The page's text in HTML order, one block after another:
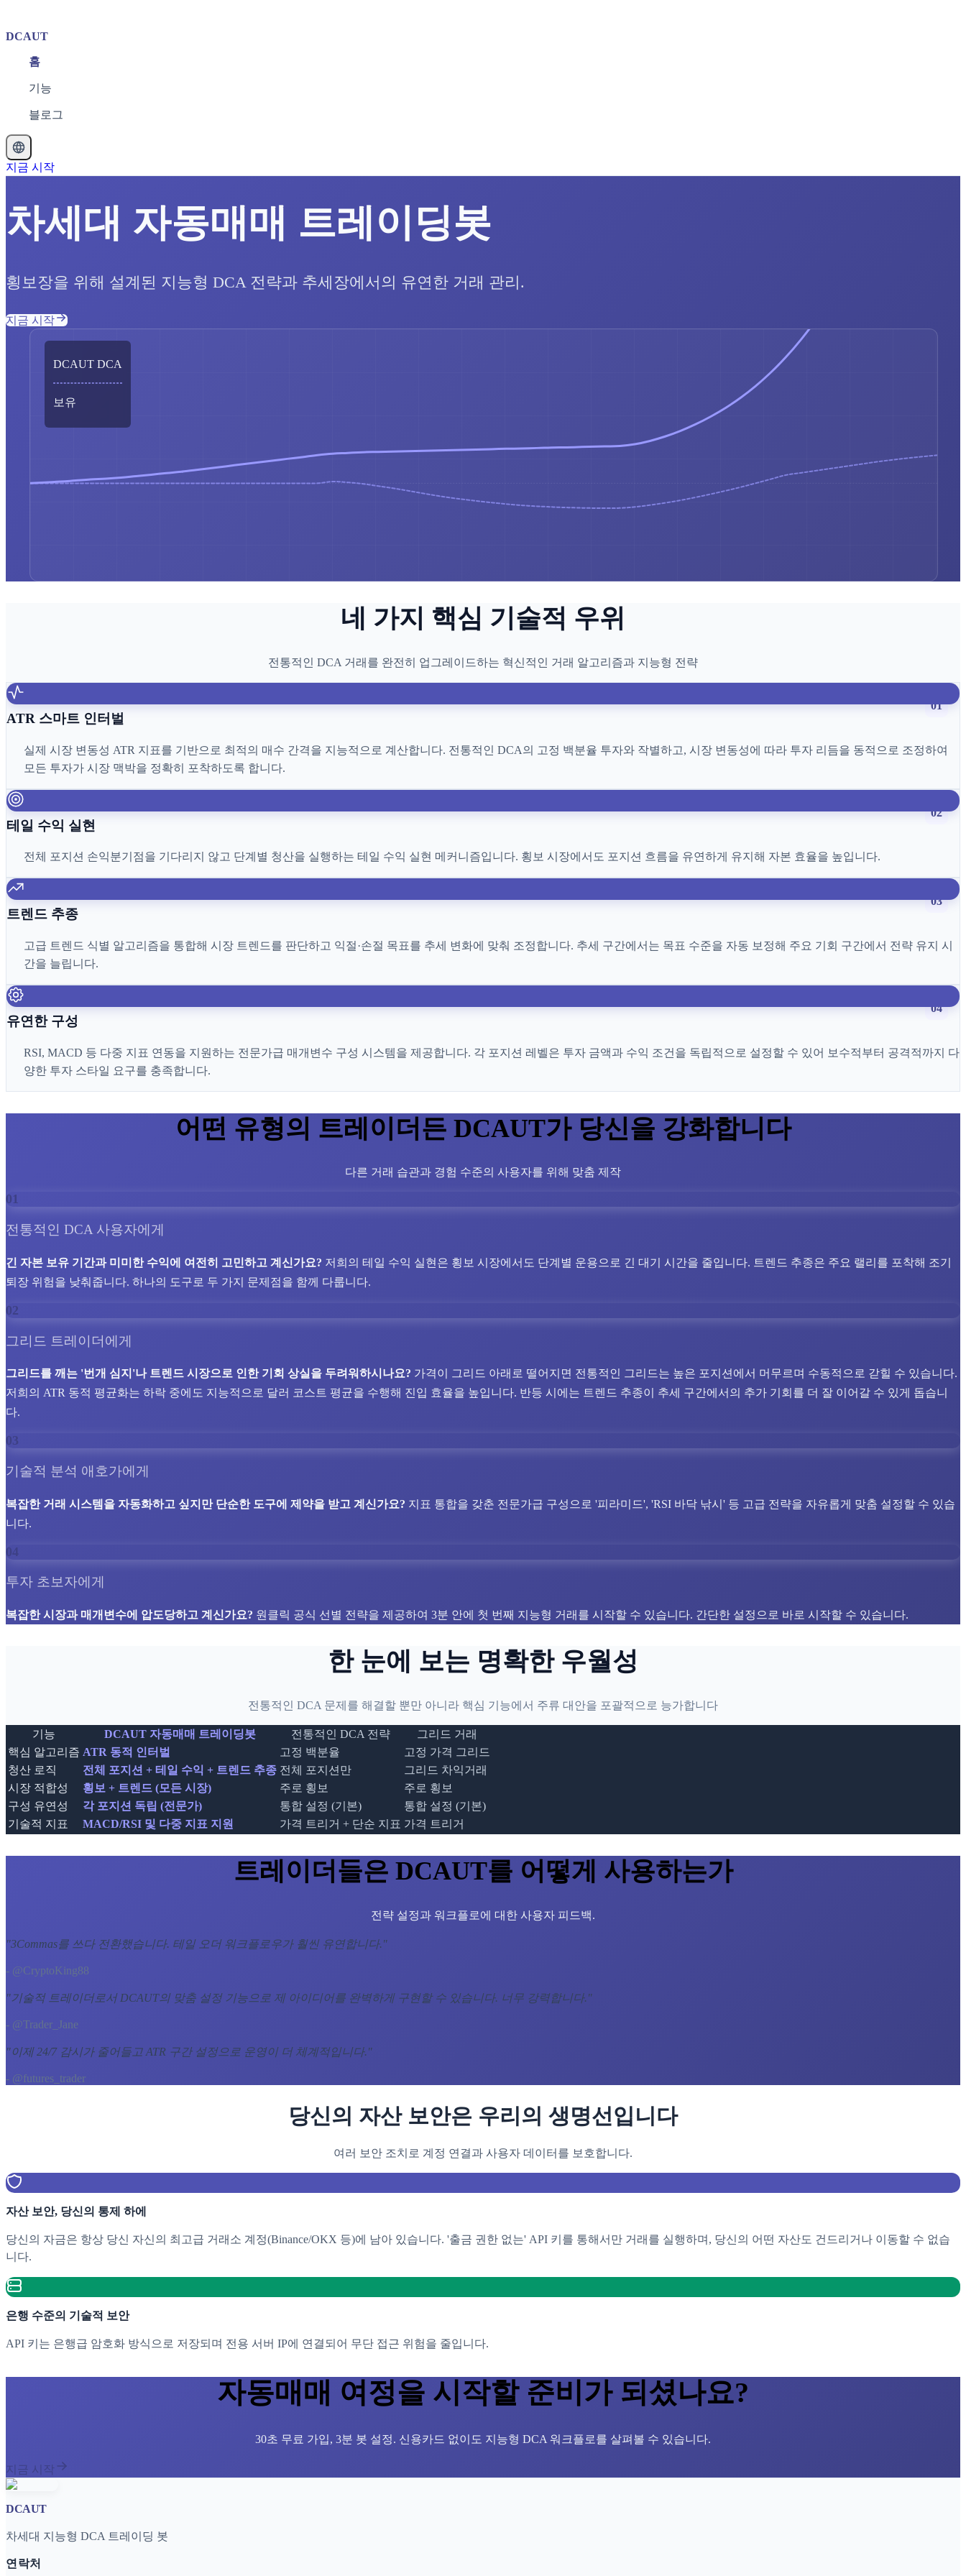
DCAUT
홈
기능
블로그
지금 시작
차세대 자동매매 트레이딩봇
횡보장을 위해 설계된 지능형 DCA 전략과 추세장에서의 유연한 거래 관리.
지금 시작
DCAUT DCA
보유
네 가지 핵심 기술적 우위
전통적인 DCA 거래를 완전히 업그레이드하는 혁신적인 거래 알고리즘과 지능형 전략
01
ATR 스마트 인터벌
실제 시장 변동성 ATR 지표를 기반으로 최적의 매수 간격을 지능적으로 계산합니다. 전통적인 DCA의 고정 백분율 투자와 작별하고, 시장 변동성에 따라 투자 리듬을 동적으로 조정하여
모든 투자가 시장 맥박을 정확히 포착하도록 합니다.
02
테일 수익 실현
전체 포지션 손익분기점을 기다리지 않고 단계별 청산을 실행하는 테일 수익 실현 메커니즘입니다. 횡보 시장에서도 포지션 흐름을 유연하게 유지해 자본 효율을 높입니다.
03
트렌드 추종
고급 트렌드 식별 알고리즘을 통합해 시장 트렌드를 판단하고 익절·손절 목표를 추세 변화에 맞춰 조정합니다. 추세 구간에서는 목표 수준을 자동 보정해 주요 기회 구간에서 전략 유지 시
간을 늘립니다.
04
유연한 구성
RSI, MACD 등 다중 지표 연동을 지원하는 전문가급 매개변수 구성 시스템을 제공합니다. 각 포지션 레벨은 투자 금액과 수익 조건을 독립적으로 설정할 수 있어 보수적부터 공격적까지 다
양한 투자 스타일 요구를 충족합니다.
어떤 유형의 트레이더든 DCAUT가 당신을 강화합니다
다른 거래 습관과 경험 수준의 사용자를 위해 맞춤 제작
01
전통적인 DCA 사용자에게
긴 자본 보유 기간과 미미한 수익에 여전히 고민하고 계신가요? 저희의 테일 수익 실현은 횡보 시장에서도 단계별 운용으로 긴 대기 시간을 줄입니다. 트렌드 추종은 주요 랠리를 포착해 조기
퇴장 위험을 낮춰줍니다. 하나의 도구로 두 가지 문제점을 함께 다룹니다.
02
그리드 트레이더에게
그리드를 깨는 '번개 심지'나 트렌드 시장으로 인한 기회 상실을 두려워하시나요? 가격이 그리드 아래로 떨어지면 전통적인 그리드는 높은 포지션에서 머무르며 수동적으로 갇힐 수 있습니다.
저희의 ATR 동적 평균화는 하락 중에도 지능적으로 달러 코스트 평균을 수행해 진입 효율을 높입니다. 반등 시에는 트렌드 추종이 추세 구간에서의 추가 기회를 더 잘 이어갈 수 있게 돕습니
다.
03
기술적 분석 애호가에게
복잡한 거래 시스템을 자동화하고 싶지만 단순한 도구에 제약을 받고 계신가요? 지표 통합을 갖춘 전문가급 구성으로 '피라미드', 'RSI 바닥 낚시' 등 고급 전략을 자유롭게 맞춤 설정할 수 있습
니다.
04
투자 초보자에게
복잡한 시장과 매개변수에 압도당하고 계신가요? 원클릭 공식 선별 전략을 제공하여 3분 안에 첫 번째 지능형 거래를 시작할 수 있습니다. 간단한 설정으로 바로 시작할 수 있습니다.
한 눈에 보는 명확한 우월성
전통적인 DCA 문제를 해결할 뿐만 아니라 핵심 기능에서 주류 대안을 포괄적으로 능가합니다
기능 DCAUT 자동매매 트레이딩봇 전통적인 DCA 전략
그리드 거래
핵심 알고리즘 ATR 동적 인터벌 고정 백분율
고정 가격 그리드
청산 로직
전체 포지션 + 테일 수익 + 트렌드 추종 전체 포지션만
그리드 차익거래
시장 적합성
횡보 + 트렌드 (모든 시장) 주로 횡보
주로 횡보
구성 유연성
각 포지션 독립 (전문가) 통합 설정 (기본)
통합 설정 (기본)
기술적 지표
MACD/RSI 및 다중 지표 지원 가격 트리거 + 단순 지표 가격 트리거
트레이더들은 DCAUT를 어떻게 사용하는가
전략 설정과 워크플로에 대한 사용자 피드백.
"3Commas를 쓰다 전환했습니다. 테일 오더 워크플로우가 훨씬 유연합니다."
- @CryptoKing88
"기술적 트레이더로서 DCAUT의 맞춤 설정 기능으로 제 아이디어를 완벽하게 구현할 수 있습니다. 너무 강력합니다."
- @Trader_Jane
"이제 24/7 감시가 줄어들고 ATR 구간 설정으로 운영이 더 체계적입니다."
- @futures_trader
당신의 자산 보안은 우리의 생명선입니다
여러 보안 조치로 계정 연결과 사용자 데이터를 보호합니다.
자산 보안, 당신의 통제 하에
당신의 자금은 항상 당신 자신의 최고급 거래소 계정(Binance/OKX 등)에 남아 있습니다. '출금 권한 없는' API 키를 통해서만 거래를 실행하며, 당신의 어떤 자산도 건드리거나 이동할 수 없습
니다.
은행 수준의 기술적 보안
API 키는 은행급 암호화 방식으로 저장되며 전용 서버 IP에 연결되어 무단 접근 위험을 줄입니다.
자동매매 여정을 시작할 준비가 되셨나요?
30초 무료 가입, 3분 봇 설정. 신용카드 없이도 지능형 DCA 워크플로를 살펴볼 수 있습니다.
지금 시작
DCAUT
차세대 지능형 DCA 트레이딩 봇
연락처